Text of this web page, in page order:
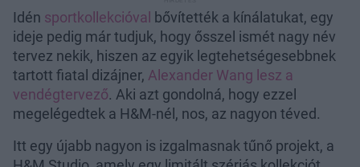
Idén sportkollekcióval bővítették a kínálatukat, egy
ideje pedig már tudjuk, hogy ősszel ismét nagy név
tervez nekik, hiszen az egyik legtehetségesebbnek
tartott fiatal dizájner, Alexander Wang lesz a
vendégtervező. Aki azt gondolná, hogy ezzel
megelégedtek a H&M-nél, nos, az nagyon téved.
Itt egy újabb nagyon is izgalmasnak tűnő projekt, a